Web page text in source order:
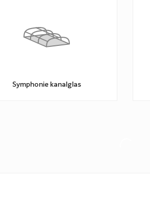
och råd om vilka val du ska
Symphonie kanalglas